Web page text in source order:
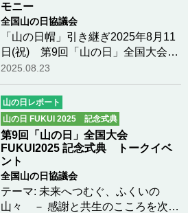
モニー
全国山の日協議会
「山の日帽」引き継ぎ2025年8月11
日(祝) 第9回「山の日」全国大会
FUKUI2025 記念式典リレーセレモ
ニー登壇者杉本達治 福井県知事、西
行茂 福井市長、石山志保 大野市
長、水上実喜夫 勝山市長江崎禎英
岐阜県知事、田中明 …つづきを読む
2025.08.23
山の日レポート
山の日 FUKUI 2025 記念式典
第9回「山の日」全国大会
FUKUI2025 記念式典 トークイベ
ント
全国山の日協議会
テーマ: 未来へつむぐ、ふくいの
山々 － 感謝と共生のこころを次世